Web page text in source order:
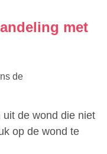
met
de
de wond die niet
op de wond te